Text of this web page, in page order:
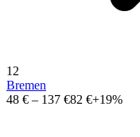
12
Bremen
48 € – 137 €82 €+19%